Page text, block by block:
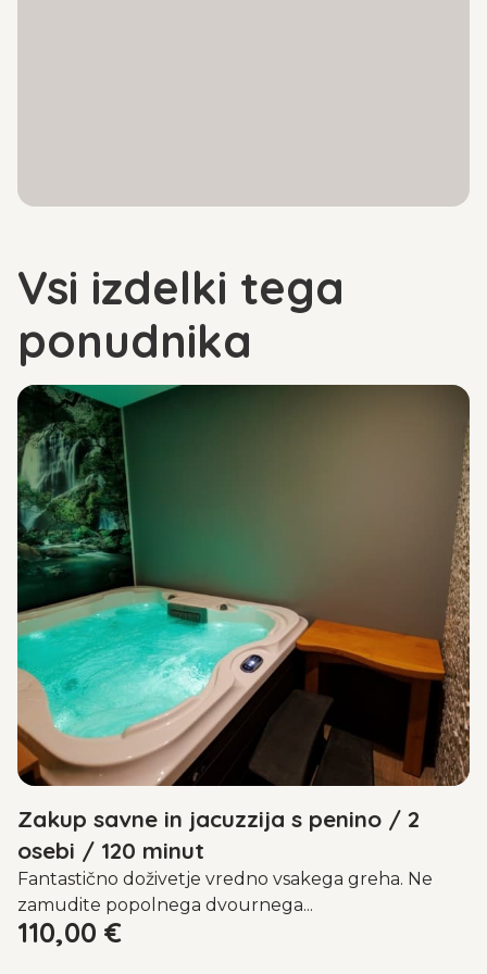
Vsi izdelki tega
ponudnika
Zakup savne in jacuzzija s penino / 2
osebi / 120 minut
Fantastično doživetje vredno vsakega greha. Ne
zamudite popolnega dvournega...
110,00 €